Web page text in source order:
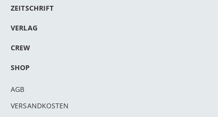
ZEITSCHRIFT
VERLAG
CREW
SHOP
AGB
VERSANDKOSTEN